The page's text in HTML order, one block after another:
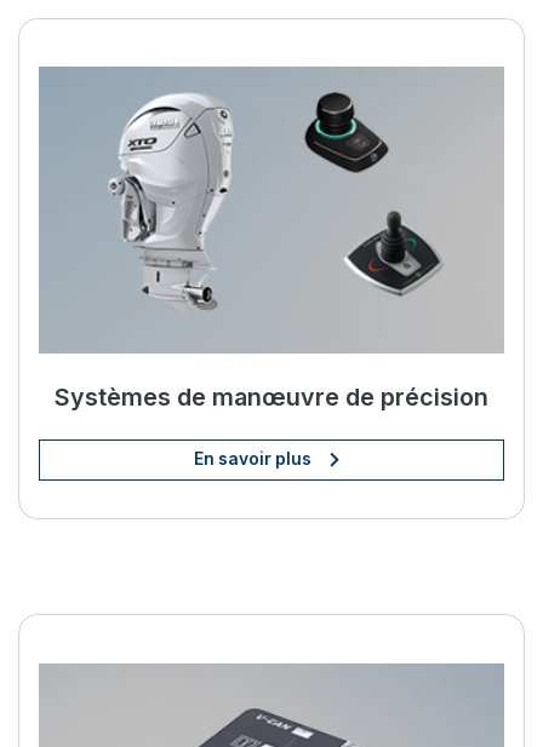
Améliorez votre vie à bord
Systèmes de manœuvre de précision
En savoir plus
Améliorez votre vie à bord